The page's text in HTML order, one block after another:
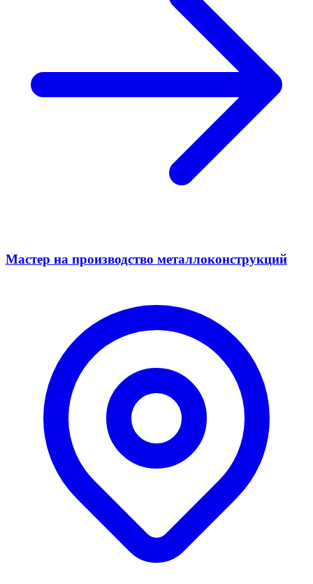
Мастер на производство металлоконструкций